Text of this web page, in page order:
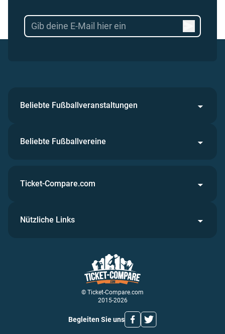
Beliebte Fußballveranstaltungen
Beliebte Fußballvereine
© Ticket-Compare.com
2015-2026
Begleiten Sie uns
Ticket-Compare.com
Nützliche Links